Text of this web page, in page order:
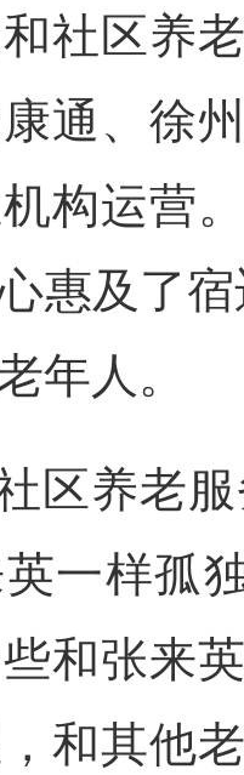
社区养
通、徐
构运营
惠及了
年人。
区养老
一样孤
和张来
和其他